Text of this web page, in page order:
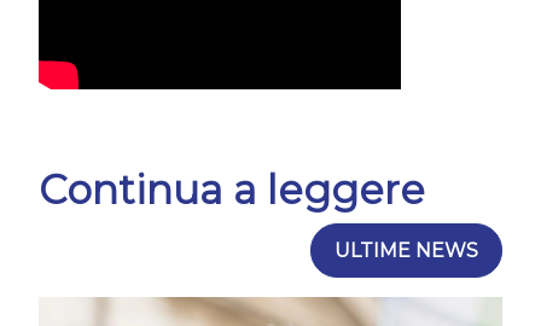
Continua a leggere
ULTIME NEWS